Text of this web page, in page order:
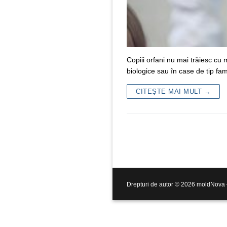
Copiii orfani nu mai trăiesc cu
biologice sau în case de tip
CITEȘTE MAI MULT →
Drepturi de autor © 2026 moldNova